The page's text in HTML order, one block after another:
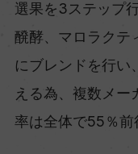
選果を3ステップ
醗酵、マロラクテ
にブレンドを行い
える為、複数メー
率は全体で55％前